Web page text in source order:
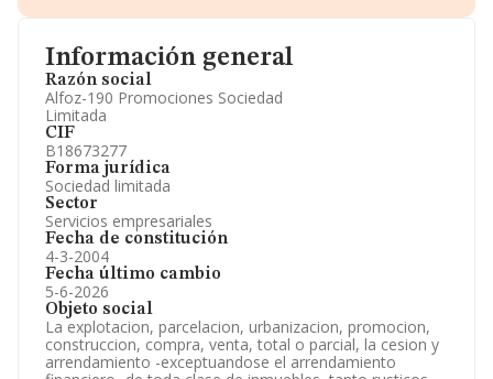
Información general
Razón social
Alfoz-190 Promociones Sociedad
Limitada
CIF
B18673277
Forma jurídica
Sociedad limitada
Sector
Servicios empresariales
Fecha de constitución
4-3-2004
Fecha último cambio
5-6-2026
Objeto social
La explotacion, parcelacion, urbanizacion, promocion,
construccion, compra, venta, total o parcial, la cesion y
arrendamiento -exceptuandose el arrendamiento
Accionistas.
Artículos de prensa publicados sobre la empresa.
Información oficial y registral complementaria.